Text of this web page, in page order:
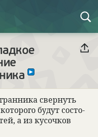
свер­нуть
будут состо­
а из кусоч­ков